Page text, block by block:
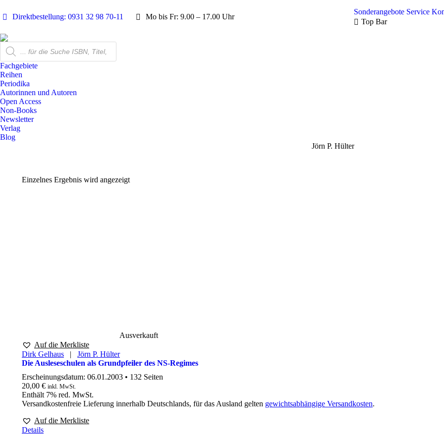
Direktbestellung: 0931 32 98 70-11 Mo bis Fr: 9.00 – 17.00 Uhr
Sonderangebote Service
Top Bar
Products
search
Fachgebiete
Reihen
Periodika
Autorinnen und Autoren
Open Access
Non-Books
Newsletter
Verlag
Blog
Jörn P. Hülter
Einzelnes Ergebnis wird angezeigt
Ausverkauft
Auf die Merkliste
Dirk Gelhaus | Jörn P. Hülter
Die Ausleseschulen als Grundpfeiler des NS-Regimes
Erscheinungsdatum: 06.01.2003 • 132 Seiten
20,00 € inkl. MwSt.
Enthält 7% red. MwSt.
Versandkostenfreie Lieferung innerhalb Deutschlands, für das Ausland gelten gewichtsabhängige Versandkosten.
Auf die Merkliste
Details